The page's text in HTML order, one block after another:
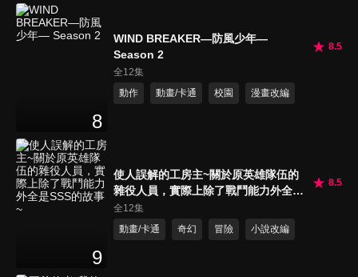
8
WIND BREAKER—防風少年—
Season 2
8.5
全12集
動作
動畫/卡通 校園 漫畫改編
9
使人誤解的工房主~關於原英雄隊伍的
雜役人員，實際上除了戰鬥能力外全是
SSS的故事~
8.5
全12集
動畫/卡通
奇幻 冒險 小說改編